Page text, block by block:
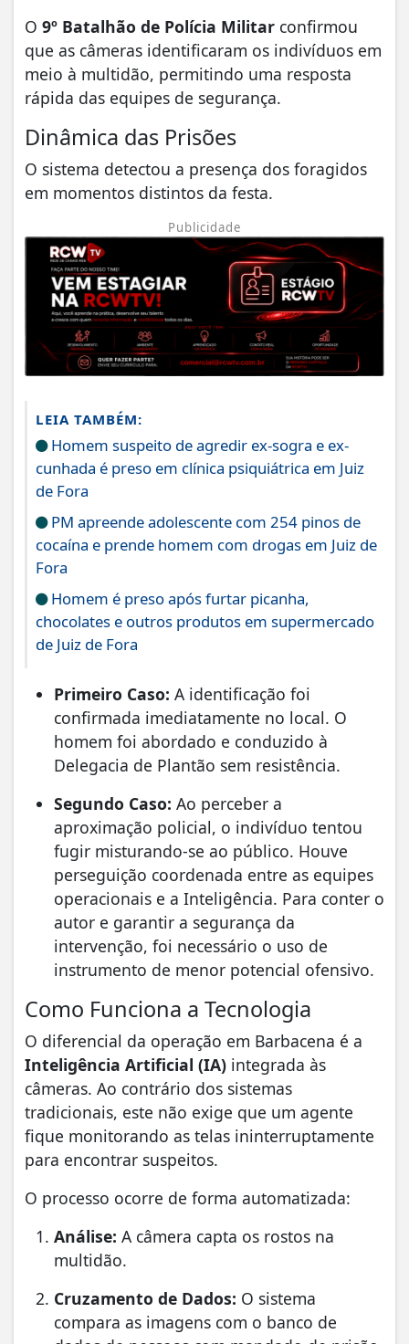
O 9º Batalhão de Polícia Militar confirmou
que as câmeras identificaram os indivíduos em
meio à multidão, permitindo uma resposta
rápida das equipes de segurança.
Dinâmica das Prisões
O sistema detectou a presença dos foragidos
em momentos distintos da festa.
Publicidade
LEIA TAMBÉM:
Homem suspeito de agredir ex-sogra e ex-
cunhada é preso em clínica psiquiátrica em Juiz
de Fora
PM apreende adolescente com 254 pinos de
cocaína e prende homem com drogas em Juiz de
Fora
Homem é preso após furtar picanha,
chocolates e outros produtos em supermercado
de Juiz de Fora
Primeiro Caso: A identificação foi
confirmada imediatamente no local. O
homem foi abordado e conduzido à
Delegacia de Plantão sem resistência.
Segundo Caso: Ao perceber a
aproximação policial, o indivíduo tentou
fugir misturando-se ao público. Houve
perseguição coordenada entre as equipes
operacionais e a Inteligência. Para conter o
autor e garantir a segurança da
intervenção, foi necessário o uso de
instrumento de menor potencial ofensivo.
Como Funciona a Tecnologia
O diferencial da operação em Barbacena é a
Inteligência Artificial (IA) integrada às
câmeras. Ao contrário dos sistemas
tradicionais, este não exige que um agente
fique monitorando as telas ininterruptamente
para encontrar suspeitos.
O processo ocorre de forma automatizada:
Análise: A câmera capta os rostos na
multidão.
Cruzamento de Dados: O sistema
compara as imagens com o banco de